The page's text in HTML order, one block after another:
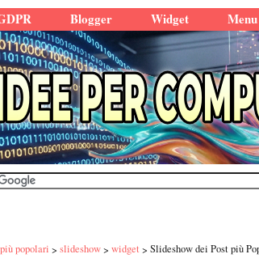
Blogger Widget Menu
popolari slideshow widget Slideshow dei Post più